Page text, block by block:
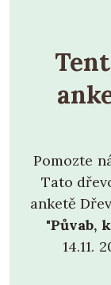
Pomozte
Tato
anketě
"Půvab,
14.11.